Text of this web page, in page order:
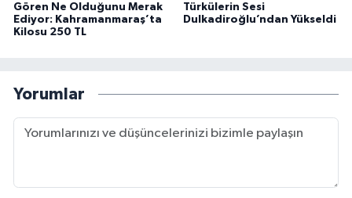
Gören Ne Olduğunu Merak
Ediyor: Kahramanmaraş’ta
Kilosu 250 TL
Türkülerin Sesi
Dulkadiroğlu’ndan Yükseldi
Yorumlar